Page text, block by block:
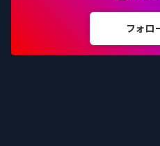
ウェストコーストブルーイング -
Brewski ブリュースキー
Buxton - バクストン
Isthmus イスムス
Electric Bicycle エレクトリック
Tucher トゥーハー
フォロ